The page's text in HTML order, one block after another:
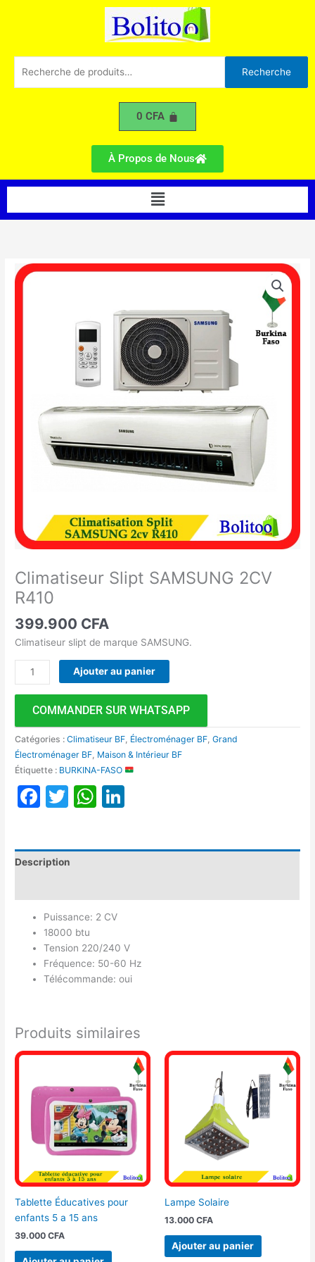
pour :
Recherche
0CFA
À Propos de Nous
Menu
Climatiseur Slipt SAMSUNG 2CV
R410
399.900 CFA
Climatiseur slipt de marque SAMSUNG.
quantité
de
Ajouter au panier
COMMANDER SUR WHATSAPP
Catégories :Climatiseur BF Électroménager BF ,Grand
Électroménager BF Maison & Intérieur BF
Étiquette : BURKINA-FASO
Facebook
TwitterWhatsApp
Description
Puissance: 2 CV
18000 btu
Tension 220/240 V
Fréquence: 50-60 Hz
Télécommande: oui
Produits similaires
Tablette Éducatives pour
enfants 5 a 15 ans
39.000CFA
Lampe Solaire
13.000 CFA
Ajouter au panier